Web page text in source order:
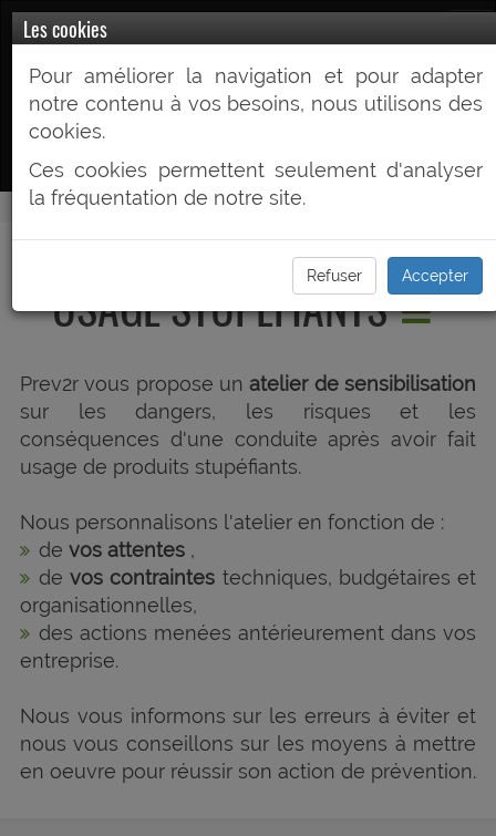
Prev2R.fr
Votre Partenaire Prévention du Risque
routier
CONDUITE APRES
USAGE STUPEFIANTS
Prev2r vous propose unatelier de sensibilisation
sur les dangers, les risques et les
conséquences d'une conduite après avoir fait
usage de produits stupéfiants.
Nous personnalisons l'atelier en fonction de :
de vos attentes ,
devos contraintes techniques, budgétaires et
organisationnelles,
des actions menées antérieurement dans vos
entreprise.
Nous vous informons sur les erreurs à éviter et
nous vous conseillons sur les moyens à mettre
en oeuvre pour réussir son action de prévention.
Les cookies
Pour améliorer la navigation et pour adapter
notre contenu à vos besoins, nous utilisons des
cookies.
Ces cookies permettent seulement d'analyser
la fréquentation de notre site.
Refuser Accepter